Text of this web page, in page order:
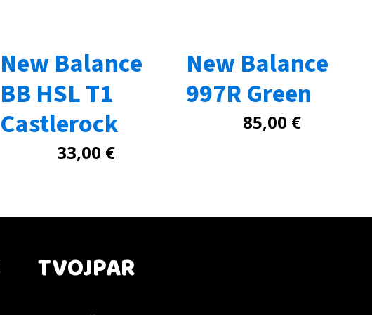
New Balance
BB HSL T1
Castlerock
33,00 €
New Balance
997R Green
85,00 €
TVOJPAR